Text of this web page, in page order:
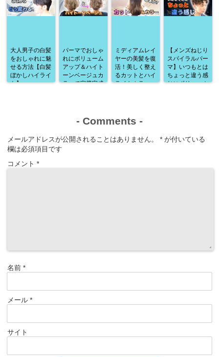
大人男子の白髪
をおしゃれに魅
せる方法【白髪
ぼかしハイライ
ト】
パーマでおしゃ
れにボリューム
アップ＆ハイト
ーンベージュカ
ラーで完璧完成
ミディアムレイ
ヤーの美髪を復
活！美しく整え
るカットとハイ
ライトカラー
【メンズねじり
スパイラルパー
マ】いつもとは
ちょっと違う感
じにボリューム
- Comments -
メールアドレスが公開されることはありません。 * が付いている
欄は必須項目です
コメント *
名前 *
メール *
サイト